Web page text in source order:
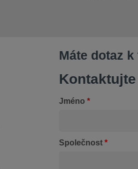
Máte dotaz
Jméno *
Společnost *